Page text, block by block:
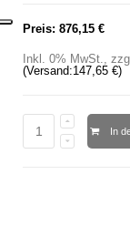
Preis: 876,15 €
Inkl. 0% MwSt.,
(Versand:147,65 €)
In